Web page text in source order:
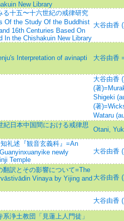
New Library
る十五〜十六世紀の戒律研究
Of the Study Of the Buddhist
16th Centuries Based On
In the Chishakuin New Library
大谷由香
Interpretation of avinapti 大谷由香
大谷由香
(著
Shigeki
(著
Wataru
日本中国間における戒律思
Otani,
礼述『観音玄義科』=An
newly
Temple
大谷由香
翻訳とその影響について=The
Vinaya by Yijing and 大谷由香
大谷由香
浄土教団「見蓮上人門徒」